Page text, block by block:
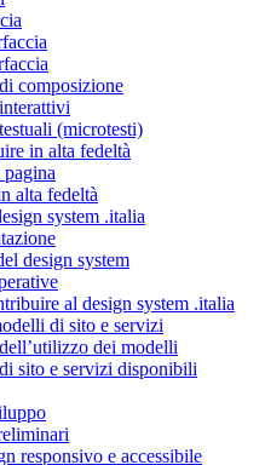
composizione
(microtesti)
in alta fedeltà
alta fedeltà
system .italia
design system
al design system .italia
di sito e servizi
dei modelli
sito e servizi disponibili
responsivo e accessibile